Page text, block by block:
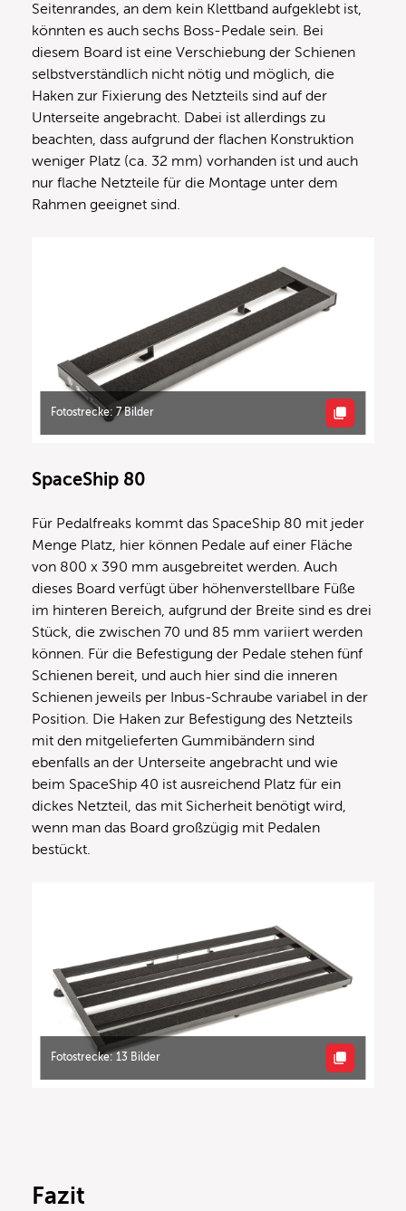
Seitenrandes, an dem kein Klettband aufgeklebt ist,
könnten es auch sechs Boss-Pedale sein. Bei
diesem Board ist eine Verschiebung der Schienen
selbstverständlich nicht nötig und möglich, die
Haken zur Fixierung des Netzteils sind auf der
Unterseite angebracht. Dabei ist allerdings zu
beachten, dass aufgrund der flachen Konstruktion
weniger Platz (ca. 32 mm) vorhanden ist und auch
nur flache Netzteile für die Montage unter dem
Rahmen geeignet sind.
Fotostrecke: 7 Bilder
SpaceShip 80
Für Pedalfreaks kommt das SpaceShip 80 mit jeder
Menge Platz, hier können Pedale auf einer Fläche
von 800 x 390 mm ausgebreitet werden. Auch
dieses Board verfügt über höhenverstellbare Füße
im hinteren Bereich, aufgrund der Breite sind es drei
Stück, die zwischen 70 und 85 mm variiert werden
können. Für die Befestigung der Pedale stehen fünf
Schienen bereit, und auch hier sind die inneren
Schienen jeweils per Inbus-Schraube variabel in der
Position. Die Haken zur Befestigung des Netzteils
mit den mitgelieferten Gummibändern sind
ebenfalls an der Unterseite angebracht und wie
beim SpaceShip 40 ist ausreichend Platz für ein
dickes Netzteil, das mit Sicherheit benötigt wird,
wenn man das Board großzügig mit Pedalen
bestückt.
Fotostrecke: 13 Bilder
Fazit